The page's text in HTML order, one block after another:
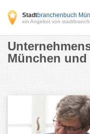
Stadtbranchenbuch
ein Angebot von
München